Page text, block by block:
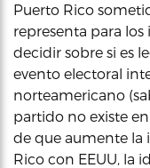
Puerto Rico
representa para
decidir sobre si es
evento electoral
norteamericano
partido no existe
de que aumente la
Rico con EEUU, la